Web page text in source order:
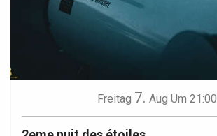
Freitag 7. Aug Um 21:00